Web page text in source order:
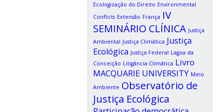
Ecologização do Direito Environmental
Conflicts Extensão França IV
SEMINÁRIO CLÍNICA Justiça
Ambiental Justiça Climática Justiça
Ecológica Justiça Federal Lagoa da
Conceição Litigância Climática Livro
MACQUARIE UNIVERSITY Meio
Ambiente Observatório de
Justiça Ecológica